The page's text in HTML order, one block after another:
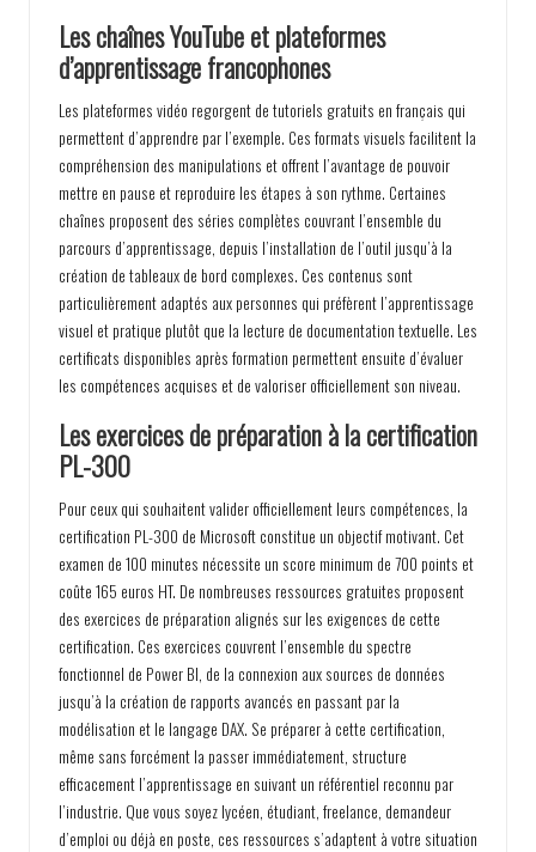
Les chaînes YouTube et plateformes
d’apprentissage francophones
Les plateformes vidéo regorgent de tutoriels gratuits en français qui
permettent d’apprendre par l’exemple. Ces formats visuels facilitent la
compréhension des manipulations et offrent l’avantage de pouvoir
mettre en pause et reproduire les étapes à son rythme. Certaines
chaînes proposent des séries complètes couvrant l’ensemble du
parcours d’apprentissage, depuis l’installation de l’outil jusqu’à la
création de tableaux de bord complexes. Ces contenus sont
particulièrement adaptés aux personnes qui préfèrent l’apprentissage
visuel et pratique plutôt que la lecture de documentation textuelle. Les
certificats disponibles après formation permettent ensuite d’évaluer
les compétences acquises et de valoriser officiellement son niveau.
Les exercices de préparation à la certification
PL-300
Pour ceux qui souhaitent valider officiellement leurs compétences, la
certification PL-300 de Microsoft constitue un objectif motivant. Cet
examen de 100 minutes nécessite un score minimum de 700 points et
coûte 165 euros HT. De nombreuses ressources gratuites proposent
des exercices de préparation alignés sur les exigences de cette
certification. Ces exercices couvrent l’ensemble du spectre
fonctionnel de Power BI, de la connexion aux sources de données
jusqu’à la création de rapports avancés en passant par la
modélisation et le langage DAX. Se préparer à cette certification,
même sans forcément la passer immédiatement, structure
efficacement l’apprentissage en suivant un référentiel reconnu par
l’industrie. Que vous soyez lycéen, étudiant, freelance, demandeur
d’emploi ou déjà en poste, ces ressources s’adaptent à votre situation